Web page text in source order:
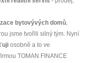
bytovývých domů
jsme tvořili silný tým. Nyní
osobně a to ve
TOMAN FINANCE